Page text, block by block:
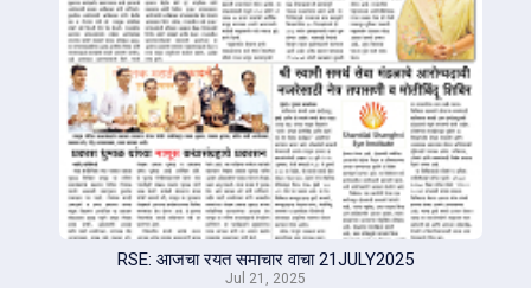
RSE: आजचा रयत समाचार वाचा 21JULY2025
Jul 21, 2025